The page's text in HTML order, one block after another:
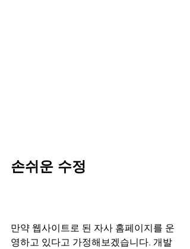
손쉬운 수정
만약 웹사이트로 된 자사 홈페이지를 운
영하고 있다고 가정해보겠습니다. 개발